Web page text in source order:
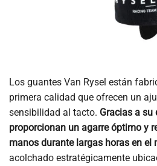
Los guantes Van Rysel están
primera calidad que ofrecen un
sensibilidad al tacto. Gracias a su
proporcionan un agarre óptimo y
manos durante largas horas en el
acolchado estratégicamente